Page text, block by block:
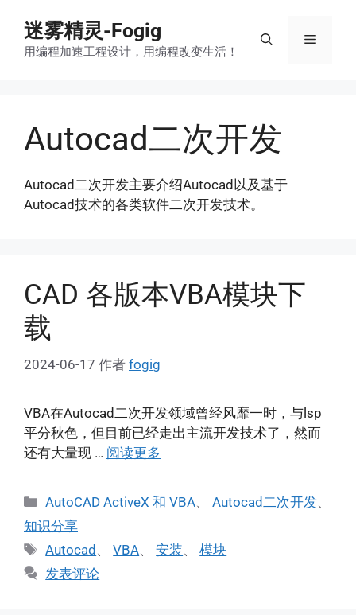
迷雾精灵-Fogig
用编程加速工程设计，用编程改变生活！
菜
Autocad二次开发
Autocad二次开发主要介绍Autocad以及基于
Autocad技术的各类软件二次开发技术。
CAD 各版本VBA模块下
载
2024-06-17 作者 fogig
VBA在Autocad二次开发领域曾经风靡一时，与lsp
平分秋色，但目前已经走出主流开发技术了，然而
还有大量现 … 阅读更多
分
类
AutoCAD ActiveX 和 VBA、Autocad二次开发、
知识分享
标
签
Autocad、VBA、安装、模块
发表评论